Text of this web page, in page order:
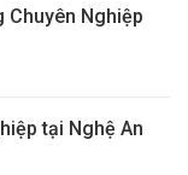
Chuyên Nghiệp
tại Nghệ An